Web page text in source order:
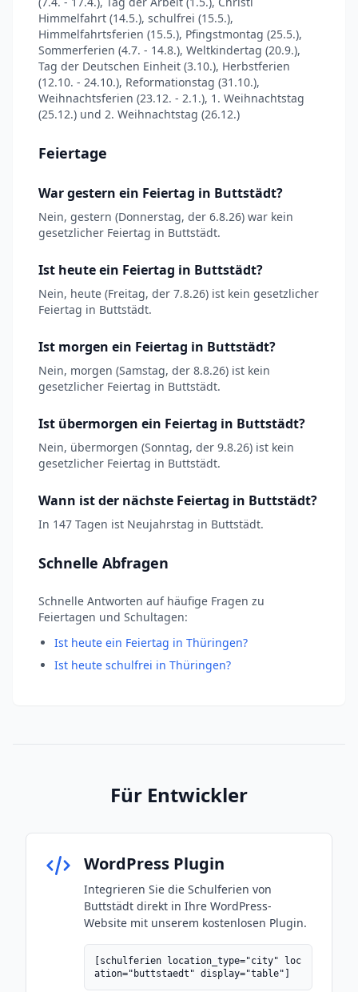
Himmelfahrt (14.5.), schulfrei (15.5.),
Himmelfahrtsferien (15.5.), Pfingstmontag (25.5.),
Sommerferien (4.7. - 14.8.), Weltkindertag (20.9.),
Tag der Deutschen Einheit (3.10.), Herbstferien
(12.10. - 24.10.), Reformationstag (31.10.),
Weihnachtsferien (23.12. - 2.1.), 1. Weihnachtstag
(25.12.) und 2. Weihnachtstag (26.12.)
Feiertage
War gestern ein Feiertag in Buttstädt?
Nein, gestern (Donnerstag, der 6.8.26) war kein
gesetzlicher Feiertag in Buttstädt.
Ist heute ein Feiertag in Buttstädt?
Nein, heute (Freitag, der 7.8.26) ist kein gesetzlicher
Feiertag in Buttstädt.
Ist morgen ein Feiertag in Buttstädt?
Nein, morgen (Samstag, der 8.8.26) ist kein
gesetzlicher Feiertag in Buttstädt.
Ist übermorgen ein Feiertag in Buttstädt?
Nein, übermorgen (Sonntag, der 9.8.26) ist kein
gesetzlicher Feiertag in Buttstädt.
Wann ist der nächste Feiertag in Buttstädt?
In 147 Tagen ist Neujahrstag in Buttstädt.
Schnelle Abfragen
Schnelle Antworten auf häufige Fragen zu
Feiertagen und Schultagen:
Ist heute ein Feiertag in Thüringen?
Ist heute schulfrei in Thüringen?
Für Entwickler
WordPress Plugin
Integrieren Sie die Schulferien von
Buttstädt direkt in Ihre WordPress-
Website mit unserem kostenlosen Plugin.
[schulferien location_type="city" loc
ation="buttstaedt" display="table"]